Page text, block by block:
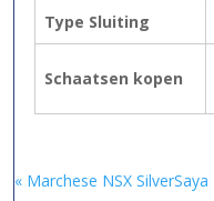
Type Sluiting
Schaatsen kopen
« Marchese NSX SilverSaya